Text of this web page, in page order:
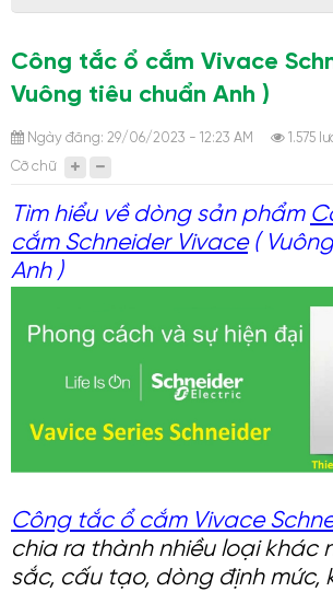
Công tắc ổ cắm Vivace
Vuông tiêu chuẩn Anh )
Ngày đăng: 29/06/2023 - 12:23 AM
1.575
Cỡ chữ
Tìm hiểu về dòng sản phẩm
cắm Schneider Vivace(
Anh )
Công tắc ổ cắm Vivace
chia ra thành nhiều loại khác
sắc, cấu tạo, dòng định mức,